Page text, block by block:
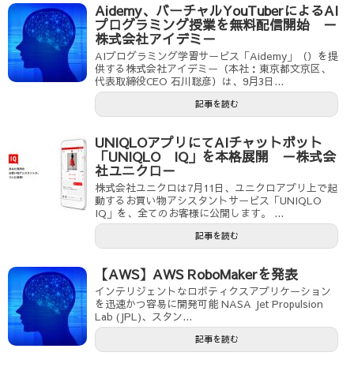
Aidemy、バーチャルYouTuberによるAI
プログラミング授業を無料配信開始 －
株式会社アイデミ－
AIプログラミング学習サービス「Aidemy」（）を提
供する株式会社アイデミー（本社：東京都文京区、
代表取締役CEO 石川聡彦）は、9月3日...
記事を読む
UNIQLOアプリにてAIチャットボット
「UNIQLO IQ」を本格展開 －株式会
社ユニクロ－
株式会社ユニクロは7月11日、ユニクロアプリ上で起
動するお買い物アシスタントサービス「UNIQLO
IQ」を、全てのお客様に公開します。 ...
記事を読む
【AWS】AWS RoboMakerを発表
インテリジェントなロボティクスアプリケーション
を迅速かつ容易に開発可能 NASA Jet Propulsion
Lab (JPL)、スタン...
記事を読む